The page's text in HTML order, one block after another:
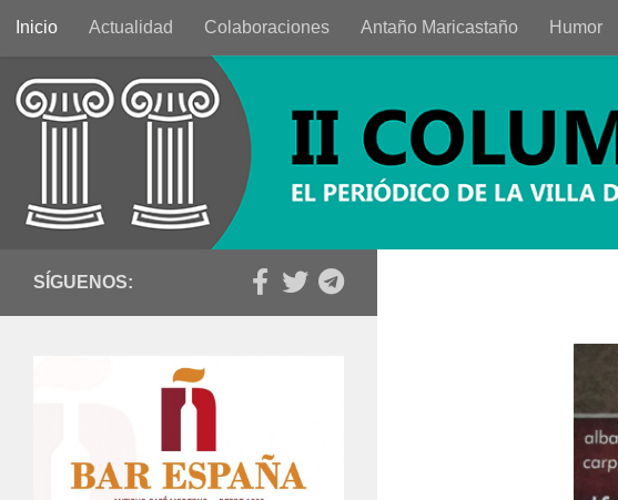
Saltar al contenido
Inicio Actualidad Colaboraciones Antaño Maricastaño Humor
SÍGUENOS: